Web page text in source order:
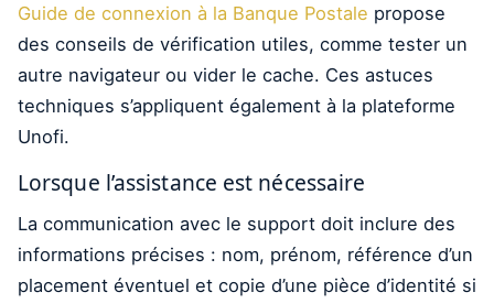
Guide de connexion à la Banque Postale propose
des conseils de vérification utiles, comme tester un
autre navigateur ou vider le cache. Ces astuces
techniques s’appliquent également à la plateforme
Unofi.
Lorsque l’assistance est nécessaire
La communication avec le support doit inclure des
informations précises : nom, prénom, référence d’un
placement éventuel et copie d’une pièce d’identité si